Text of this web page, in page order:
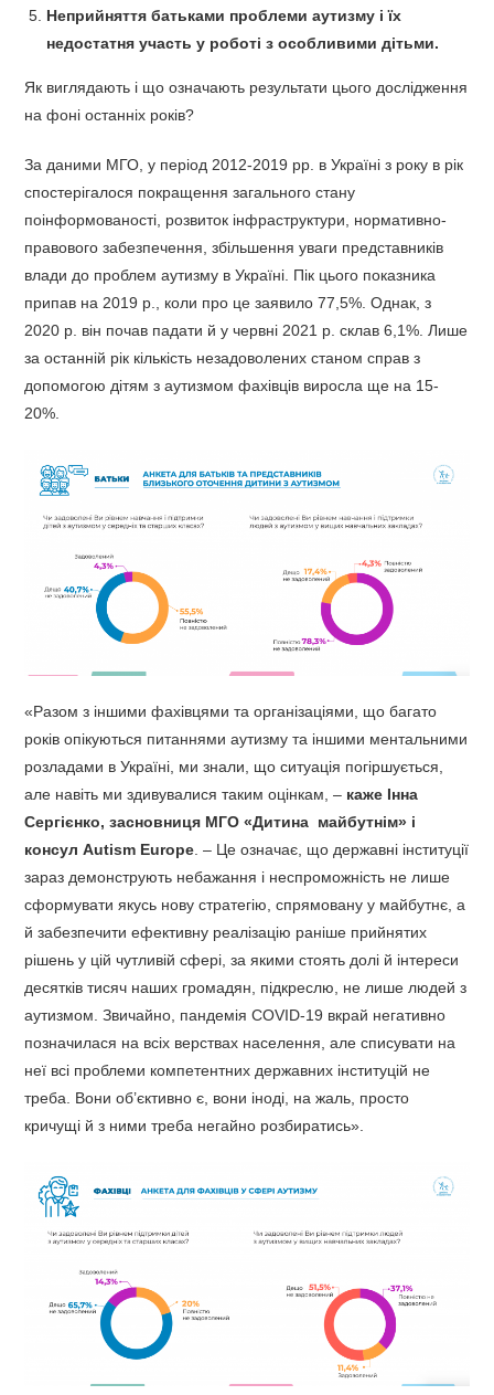
Неприйняття батьками проблеми аутизму і їх
недостатня участь у роботі з особливими дітьми.
Як виглядають і що означають результати цього дослідження
на фоні останніх років?
За даними МГО, у період 2012-2019 рр. в Україні з року в рік
спостерігалося покращення загального стану
поінформованості, розвиток інфраструктури, нормативно-
правового забезпечення, збільшення уваги представників
влади до проблем аутизму в Україні. Пік цього показника
припав на 2019 р., коли про це заявило 77,5%. Однак, з
2020 р. він почав падати й у червні 2021 р. склав 6,1%. Лише
за останній рік кількість незадоволених станом справ з
допомогою дітям з аутизмом фахівців виросла ще на 15-
20%.
«Разом з іншими фахівцями та організаціями, що багато
років опікуються питаннями аутизму та іншими ментальними
розладами в Україні, ми знали, що ситуація погіршується,
але навіть ми здивувалися таким оцінкам, – каже Інна
Сергієнко, засновниця МГО «Дитина майбутнім» і
консул Autism Europe. – Це означає, що державні інституції
зараз демонструють небажання і неспроможність не лише
сформувати якусь нову стратегію, спрямовану у майбутнє, а
й забезпечити ефективну реалізацію раніше прийнятих
рішень у цій чутливій сфері, за якими стоять долі й інтереси
десятків тисяч наших громадян, підкреслю, не лише людей з
аутизмом. Звичайно, пандемія COVID-19 вкрай негативно
позначилася на всіх верствах населення, але списувати на
неї всі проблеми компетентних державних інституцій не
треба. Вони об’єктивно є, вони іноді, на жаль, просто
кричущі й з ними треба негайно розбиратись».